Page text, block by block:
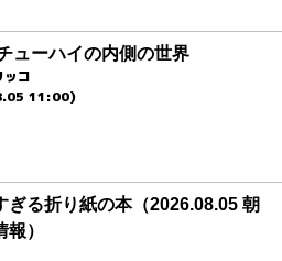
ューハイの内側の世界
ッコ
11:00)
ぎる折り紙の本（2026.08.05 朝
）